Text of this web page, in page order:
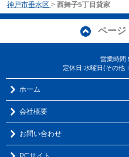
神戸市垂水区 > 西舞子5丁目貸家
ページ
営業時間
定休日:水曜日(その他
ホーム
会社概要
お問い合わせ